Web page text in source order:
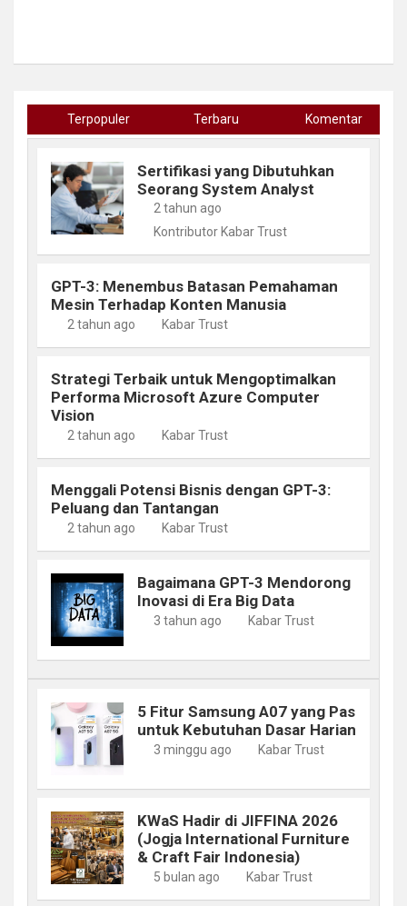
Terpopuler Terbaru Komentar
Sertifikasi yang Dibutuhkan
Seorang System Analyst
2 tahun ago
Kontributor Kabar Trust
GPT-3: Menembus Batasan Pemahaman
Mesin Terhadap Konten Manusia
2 tahun ago Kabar Trust
Strategi Terbaik untuk Mengoptimalkan
Performa Microsoft Azure Computer
Vision
2 tahun ago Kabar Trust
Menggali Potensi Bisnis dengan GPT-3:
Peluang dan Tantangan
2 tahun ago Kabar Trust
Bagaimana GPT-3 Mendorong
Inovasi di Era Big Data
3 tahun ago Kabar Trust
5 Fitur Samsung A07 yang Pas
untuk Kebutuhan Dasar Harian
3 minggu ago Kabar Trust
KWaS Hadir di JIFFINA 2026
(Jogja International Furniture
& Craft Fair Indonesia)
5 bulan ago Kabar Trust